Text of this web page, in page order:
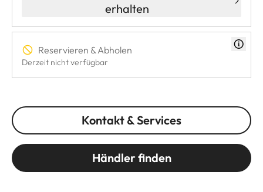
erhalten
Reservieren & Abholen
Derzeit nicht verfügbar
Kontakt & Services
Händler finden